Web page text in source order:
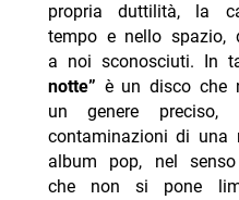
propria duttilità, la
tempo e nello spazio,
a noi sconosciuti. In
notte” è un disco che
un genere
contaminazioni di una
album pop, nel
che non si pone